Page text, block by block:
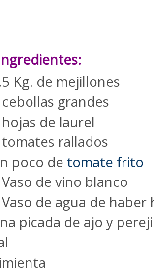
Kg. de mejillones
grandes
de laurel
rallados
poco de tomate frito
de vino blanco
de agua de
picada de ajo y